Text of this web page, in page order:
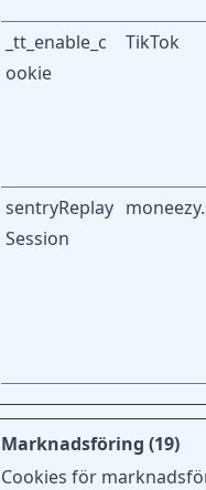
_tt_enable_c
ookie
TikTok
sentryReplay
Session
Marknadsföring (19)
Cookies för